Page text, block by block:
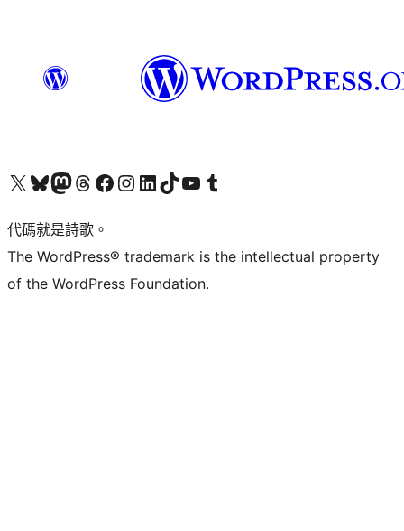
Visit our X (formerly Twitter) account
Visit our Bluesky account
Visit our Mastodon account
Visit our Threads account
訪問我們的 Facebook 專頁Visit our Instagram account
Visit our LinkedIn account
Visit our TikTok account
Visit our YouTube channel
Visit our Tumblr account
代碼就是詩歌。
The WordPress® trademark is the intellectual property
of the WordPress Foundation.